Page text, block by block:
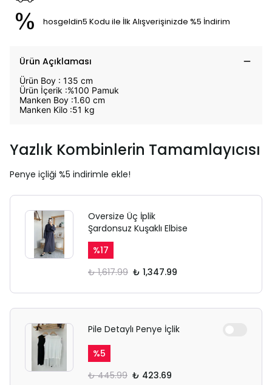
hosgeldin5 Kodu ile İlk Alışverişinizde %5 İndirim
Ürün Açıklaması
Ürün Boy : 135 cm
Ürün İçerik :%100 Pamuk
Manken Boy :1.60 cm
Manken Kilo :51 kg
Yazlık Kombinlerin Tamamlayıcısı
Penye içliği %5 indirimle ekle!
Oversize Üç İplik
Şardonsuz Kuşaklı Elbise
%17
₺ 1,617.99 ₺ 1,347.99
Pile Detaylı Penye İçlik
%5
₺ 445.99 ₺ 423.69